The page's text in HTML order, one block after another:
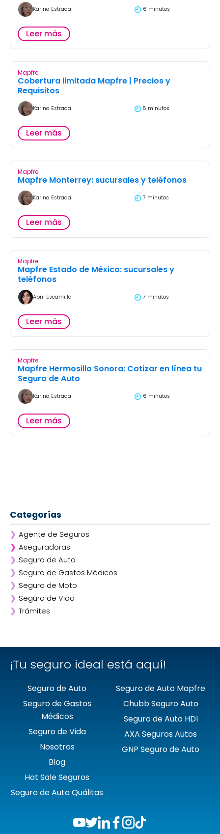
Karina Estrada 6 minutos
Leer más
Mapfre
Cobertura limitada Mapfre | Precios y
Requisitos
Karina Estrada 8 minutos
Leer más
Mapfre
Mapfre Monterrey: sucursales y teléfonos
Karina Estrada 7 minutos
Leer más
Mapfre
Mapfre Estado de México: sucursales y
teléfonos
April Escamilla 7 minutos
Leer más
Mapfre
Mapfre Hermosillo Sonora: Cotizar en línea tu
Seguro de Auto
Karina Estrada 6 minutos
Leer más
Categorías
❯ Agente de Seguros
❯ Aseguradoras
❯ Afirme
❯ ANA
❯ AXA
❯ Chubb
❯ GNP
❯ Seguro de Auto
❯ Seguro de Gastos Médicos
❯ Seguro de Moto
❯ Seguro de Vida
❯ Trámites
¡Tu seguro ideal está aquí!
Seguro de Auto
Seguro de Gastos
Médicos
Seguro de Vida
Nosotros
Blog
Hot Sale Seguros
Seguro de Auto Quálitas
Seguro de Auto Mapfre
Chubb Seguro Auto
Seguro de Auto HDI
AXA Seguros Autos
GNP Seguro de Auto